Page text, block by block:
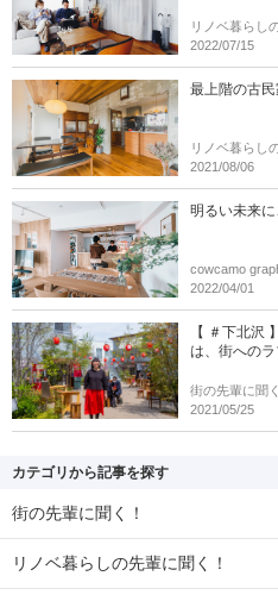
リノベ暮らし
2022/07/15
最上階の古
リノベ暮らし
2021/08/06
明るい未来
cowcamo
2022/04/01
【 ＃下北沢
は、街への
街の先輩に聞
2021/05/25
カテゴリから記事を探す
街の先輩に聞く！
リノベ暮らしの先輩に聞く！